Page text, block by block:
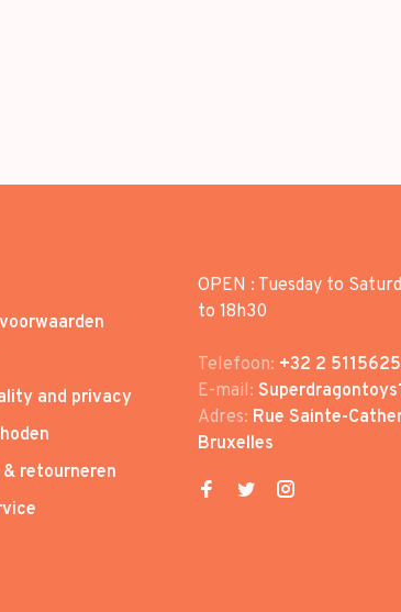
and privacy
& retourneren
OPEN : Tuesday to
to 18h30
Telefoon: +32 2 5115625
E-mail:
Adres: Rue Sainte-
Bruxelles